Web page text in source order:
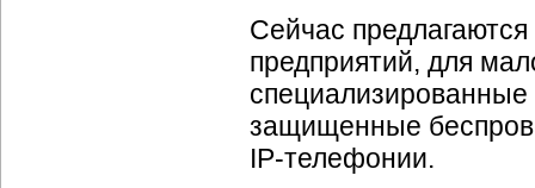
Сейчас
предприятий, для
защищенные
IP-телефонии.